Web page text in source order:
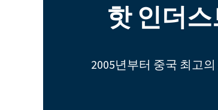
핫 인더
2005년부터 중국 최고